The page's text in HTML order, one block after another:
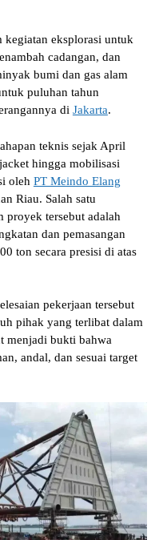
kegiatan eksplorasi untuk
cadangan, dan
bumi dan gas alam
puluhan tahun
di Jakarta.
teknis sejak April
hingga mobilisasi
oleh PT Meindo Elang
Riau. Salah satu
proyek tersebut adalah
dan pemasangan
ton secara presisi di atas
pekerjaan tersebut
pihak yang terlibat dalam
menjadi bukti bahwa
andal, dan sesuai target